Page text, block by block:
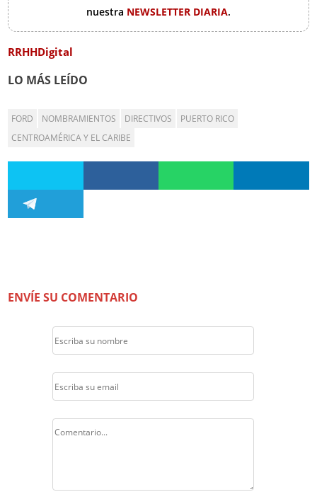
nuestra NEWSLETTER DIARIA.
RRHHDigital
LO MÁS LEÍDO
FORD NOMBRAMIENTOS DIRECTIVOS
PUERTO RICO
CENTROAMÉRICA Y EL CARIBE
ENVÍE SU COMENTARIO